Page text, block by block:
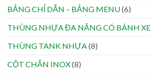
BẢNG CHỈ DẪN – BẢNG MENU(6)
THÙNG NHỰA ĐA NĂNG CÓ BÁNH XE
THÙNG TANK NHỰA(8)
CỘT CHẮN INOX(8)